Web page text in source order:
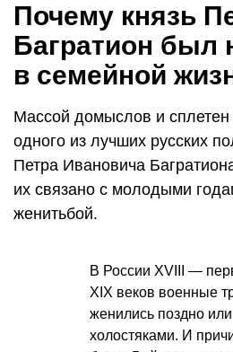
Почему князь
Багратион был
в семейной
Массой домыслов и сплетен
одного из лучших русских
Петра Ивановича
их связано с молодыми
женитьбой.
В России XVIII —
XIX веков военные
женились поздно
холостяками. И